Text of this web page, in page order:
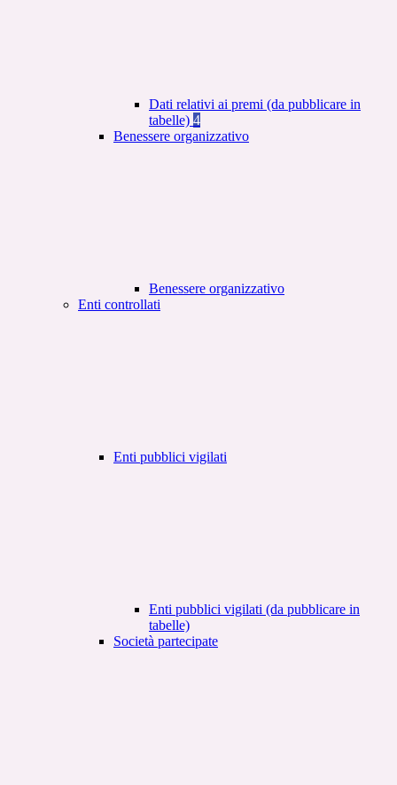
Dati relativi ai premi (da pubblicare in
tabelle) 4
Benessere organizzativo
Benessere organizzativo
Enti controllati
Enti pubblici vigilati
Enti pubblici vigilati (da pubblicare in
tabelle)
Società partecipate